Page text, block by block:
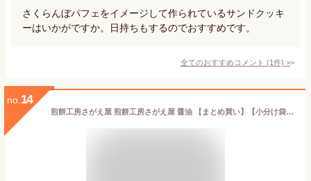
さくらんぼパフェをイメージして作られているサンドクッキ
ーはいかがですか。日持ちもするのでおすすめです。
全てのおすすめコメント (1件) >
no. 14
煎餅工房さがえ屋 煎餅工房さがえ屋 醤油 【まとめ買い】【小分け袋2枚付き】「やみつきしみかりせん150g×2袋」 山形さがえや SNSやTVで話題